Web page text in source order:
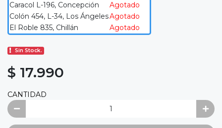
Caracol L-196, Concepción
Agotado
Colón 454, L-34, Los ÁngelesAgotado
El Roble 835, Chillán
Agotado
Sin Stock.
$ 17.990
CANTIDAD